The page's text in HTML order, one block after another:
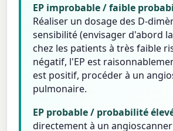
EP improbable / faible
Réaliser un dosage des D-
sensibilité (envisager d'abord la
chez les patients à très faible
négatif, l'EP est
est positif, procéder à un
pulmonaire.
EP probable / probabilité
directement à un